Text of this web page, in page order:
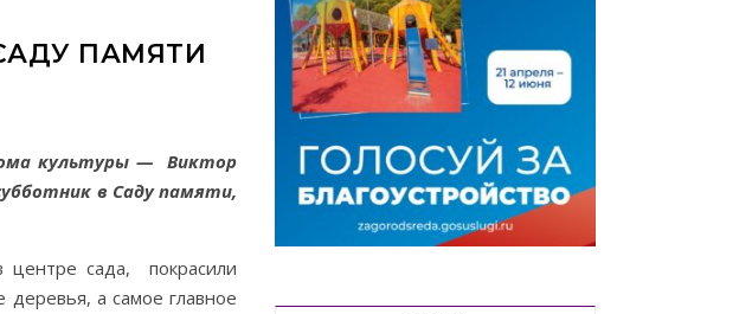
ПАМЯТИ
культуры — Виктор
в Саду памяти,
центре сада, покрасили
а самое главное